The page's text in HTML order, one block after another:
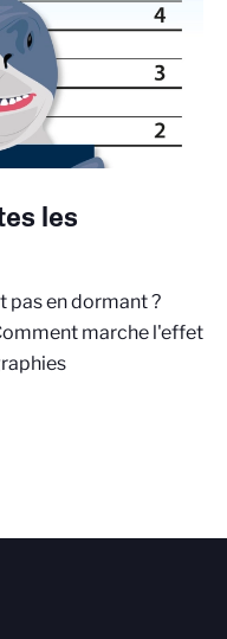
les
pas en dormant ?
marche l'effet